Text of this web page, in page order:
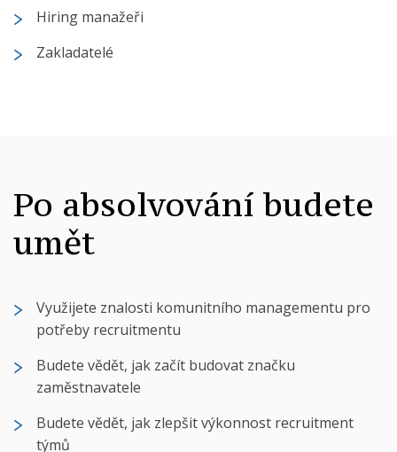
Hiring manažeři
Zakladatelé
Po absolvování budete
umět
Využijete znalosti komunitního managementu pro
potřeby recruitmentu
Budete vědět, jak začít budovat značku
zaměstnavatele
Budete vědět, jak zlepšit výkonnost recruitment
týmů